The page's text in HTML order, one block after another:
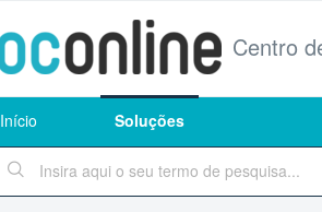
Centro
Início Soluções